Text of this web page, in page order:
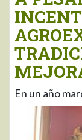
En un año